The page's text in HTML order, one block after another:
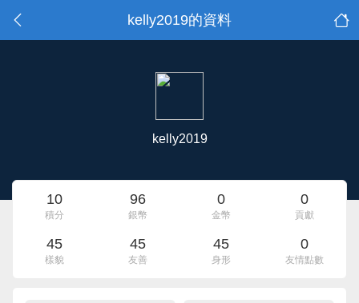
kelly2019的資料
kelly2019
10
積分
96
銀幣
0
金幣
0
貢獻
45
樣貌
45
友善
45
身形
0
友情點數